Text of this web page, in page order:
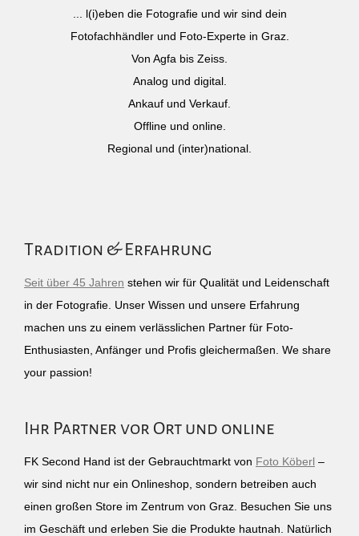
... l(i)eben die Fotografie und wir sind dein
Fotofachhändler und Foto-Experte in Graz.
Von Agfa bis Zeiss.
Analog und digital.
Ankauf und Verkauf.
Offline und online.
Regional und (inter)national.
Tradition & Erfahrung
Seit über 45 Jahren stehen wir für Qualität und Leidenschaft
in der Fotografie. Unser Wissen und unsere Erfahrung
machen uns zu einem verlässlichen Partner für Foto-
Enthusiasten, Anfänger und Profis gleichermaßen. We share
your passion!
Ihr Partner vor Ort und online
FK Second Hand ist der Gebrauchtmarkt von Foto Köberl –
wir sind nicht nur ein Onlineshop, sondern betreiben auch
einen großen Store im Zentrum von Graz. Besuchen Sie uns
im Geschäft und erleben Sie die Produkte hautnah. Natürlich